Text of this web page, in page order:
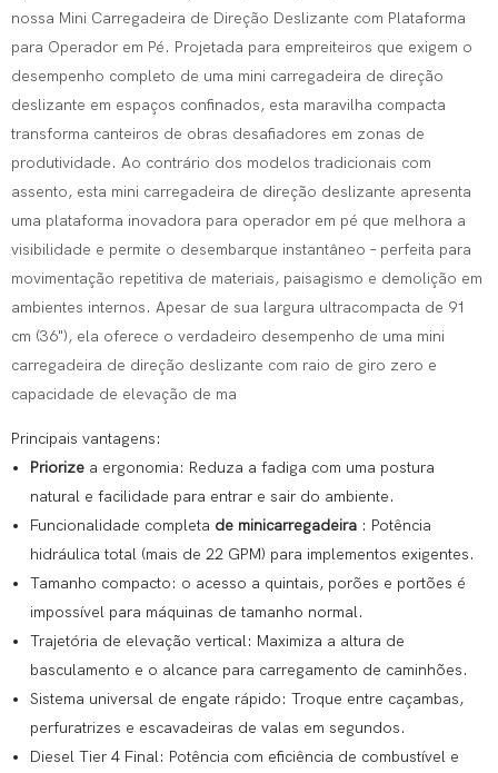
nossa Mini Carregadeira de Direção Deslizante com Plataforma
para Operador em Pé. Projetada para empreiteiros que exigem o
desempenho completo de uma mini carregadeira de direção
deslizante em espaços confinados, esta maravilha compacta
transforma canteiros de obras desafiadores em zonas de
produtividade. Ao contrário dos modelos tradicionais com
assento, esta mini carregadeira de direção deslizante apresenta
uma plataforma inovadora para operador em pé que melhora a
visibilidade e permite o desembarque instantâneo – perfeita para
movimentação repetitiva de materiais, paisagismo e demolição em
ambientes internos. Apesar de sua largura ultracompacta de 91
cm (36"), ela oferece o verdadeiro desempenho de uma mini
carregadeira de direção deslizante com raio de giro zero e
capacidade de elevação de ma
Principais vantagens:
Priorizea ergonomia: Reduza a fadiga com uma postura
natural e facilidade para entrar e sair do ambiente.
Funcionalidade completa de minicarregadeira: Potência
hidráulica total (mais de 22 GPM) para implementos exigentes.
Tamanho compacto: o acesso a quintais, porões e portões é
impossível para máquinas de tamanho normal.
Trajetória de elevação vertical: Maximiza a altura de
basculamento e o alcance para carregamento de caminhões.
Sistema universal de engate rápido: Troque entre caçambas,
perfuratrizes e escavadeiras de valas em segundos.
Diesel Tier 4 Final: Potência com eficiência de combustível e